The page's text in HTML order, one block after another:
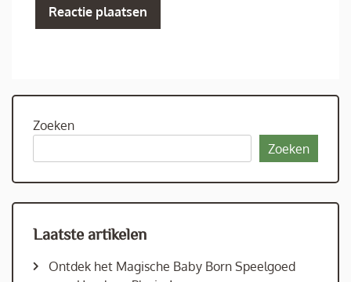
Zoeken
Zoeken
Laatste artikelen
Ontdek het Magische Baby Born Speelgoed